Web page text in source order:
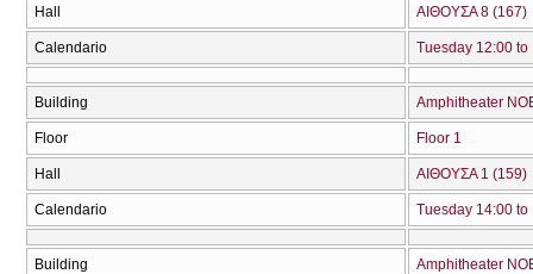
Hall ΑΙΘΟΥΣΑ 8 (167)
Calendario Tuesday 12:00 to
Building Amphitheater
Floor Floor 1
Hall ΑΙΘΟΥΣΑ 1 (159)
Calendario Tuesday 14:00 to
Building Amphitheater